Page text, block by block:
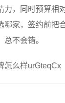
，同时预算相
家，签约前把
不会错。
怎么样urGteqCx